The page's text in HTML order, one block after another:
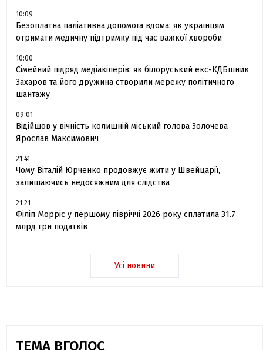
10:09
Безоплатна паліативна допомога вдома: як українцям
отримати медичну підтримку під час важкої хвороби
10:00
Сімейний підряд медіакілерів: як білоруський екс-КДБшник
Захаров та його дружина створили мережу політичного
шантажу
09:01
Відійшов у вічність колишній міський голова Золочева
Ярослав Максимович
21:41
Чому Віталій Юрченко продовжує жити у Швейцарії,
залишаючись недосяжним для слідства
21:21
Філіп Морріс у першому півріччі 2026 року сплатила 31.7
млрд грн податків
Усі новини
ТЕМА ВГОЛОС